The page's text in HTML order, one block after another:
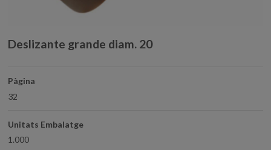
Deslizante grande diam. 20
Pàgina
32
Unitats Embalatge
1.000